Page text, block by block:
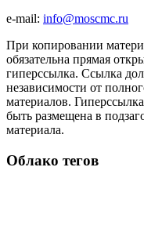
e-mail: info@moscmc.ru
При копировании
обязательна прямая
гиперссылка. Ссылка
независимости от
материалов.
быть размещена в
материала.
Облако тегов